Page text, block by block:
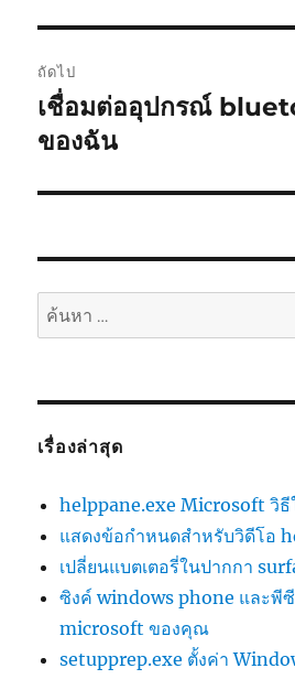
ถัดไป
เรื่อง
ต่อ
เชื่อมต่ออุปกรณ์
ของฉัน
ค้นหา:
เรื่องล่าสุด
helppane.exe Microsoft วิ
แสดงข้อกำหนดสำหรับวิดีโอ
เปลี่ยนแบตเตอรี่ในปากกา
ซิงค์ windows phone และ
microsoft ของคุณ
setupprep.exe ตั้งค่า